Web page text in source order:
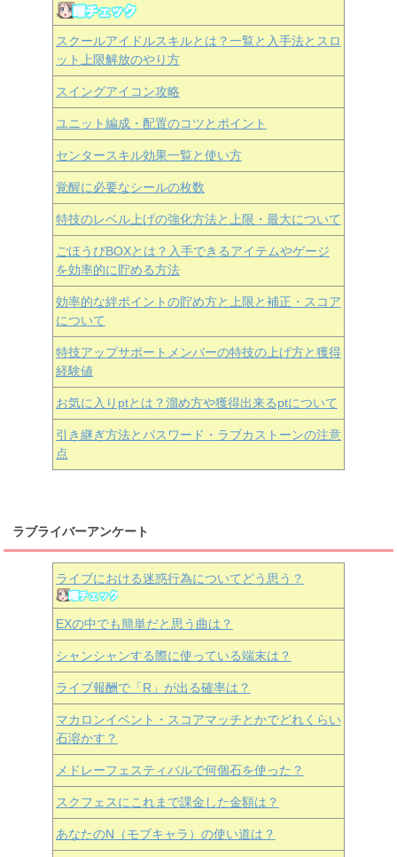
スクールアイドルスキルとは？一覧と入手法とスロ
ット上限解放のやり方
スイングアイコン攻略
ユニット編成・配置のコツとポイント
センタースキル効果一覧と使い方
覚醒に必要なシールの枚数
特技のレベル上げの強化方法と上限・最大について
ごほうびBOXとは？入手できるアイテムやゲージ
を効率的に貯める方法
効率的な絆ポイントの貯め方と上限と補正・スコア
について
特技アップサポートメンバーの特技の上げ方と獲得
経験値
お気に入りptとは？溜め方や獲得出来るptについて
引き継ぎ方法とパスワード・ラブカストーンの注意
点
ラブライバーアンケート
ライブにおける迷惑行為についてどう思う？
EXの中でも簡単だと思う曲は？
シャンシャンする際に使っている端末は？
ライブ報酬で「R」が出る確率は？
マカロンイベント・スコアマッチとかでどれくらい
石溶かす？
メドレーフェスティバルで何個石を使った？
スクフェスにこれまで課金した金額は？
あなたのN（モブキャラ）の使い道は？